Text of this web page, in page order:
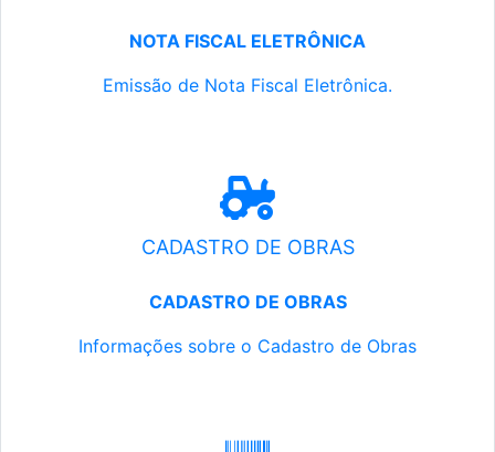
NOTA FISCAL ELETRÔNICA
Emissão de Nota Fiscal Eletrônica.
CADASTRO DE OBRAS
CADASTRO DE OBRAS
Informações sobre o Cadastro de Obras